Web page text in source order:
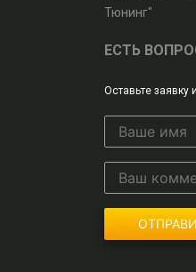
Тюнинг"
ЕСТЬ
Оставьте